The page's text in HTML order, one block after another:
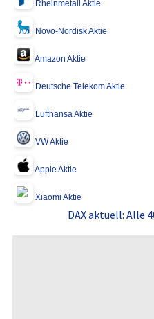
Rheinmetall Aktie
Novo-Nordisk Aktie
Amazon Aktie
Deutsche Telekom Aktie
Lufthansa Aktie
VW Aktie
Apple Aktie
Xiaomi Aktie
DAX aktuell: Alle